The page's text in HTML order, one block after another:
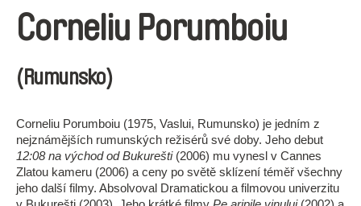
Corneliu Porumboiu
(Rumunsko)
Corneliu Porumboiu (1975, Vaslui, Rumunsko) je jedním z
nejznámějších rumunských režisérů své doby. Jeho debut
12:08 na východ od Bukurešti(2006) mu vynesl v Cannes
Zlatou kameru (2006) a ceny po světě sklízení téměř všechny
jeho další filmy. Absolvoval Dramatickou a filmovou univerzitu